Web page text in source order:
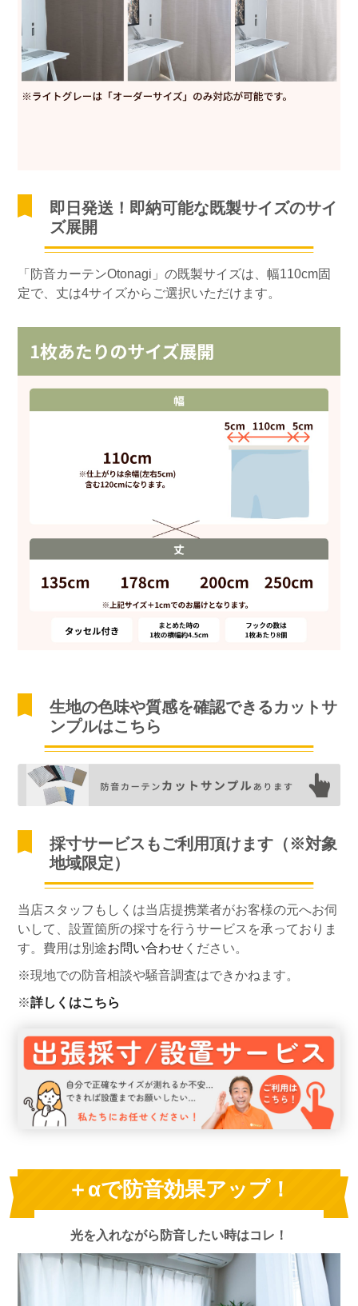
即日発送！即納可能な既製サイズのサイ
ズ展開
「防音カーテンOtonagi」の既製サイズは、幅110cm固
定で、丈は4サイズからご選択いただけます。
生地の色味や質感を確認できるカットサ
ンプルはこちら
採寸サービスもご利用頂けます（※対象
地域限定）
当店スタッフもしくは当店提携業者がお客様の元へお伺
いして、設置箇所の採寸を行うサービスを承っておりま
す。費用は別途お問い合わせ ください。
※現地での防音相談や騒音調査はできかねます。
※詳しくはこちら
＋αで防音効果アップ！
光を入れながら防音したい時はコレ！